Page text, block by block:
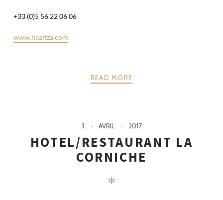
+33 (0)5 56 22 06 06
www.haaitza.com
READ MORE
3 AVRIL 2017
HOTEL/RESTAURANT LA
CORNICHE
✻